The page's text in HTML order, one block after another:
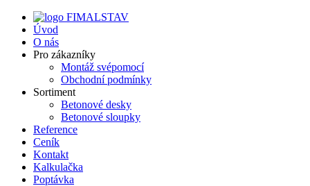
Úvod
O nás
Pro zákazníky
Montáž svépomocí
Obchodní podmínky
Sortiment
Betonové desky
Betonové sloupky
Reference
Ceník
Kontakt
Kalkulačka
Poptávka